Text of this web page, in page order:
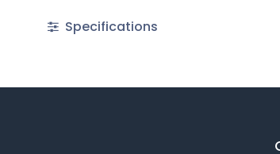
Specifications